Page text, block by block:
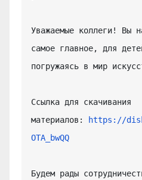
Уважаемые коллеги! Вы
самое главное, для
погружаясь в мир
Ссылка для скачивания
материалов:
https://
OTA_bwQQ
Будем рады